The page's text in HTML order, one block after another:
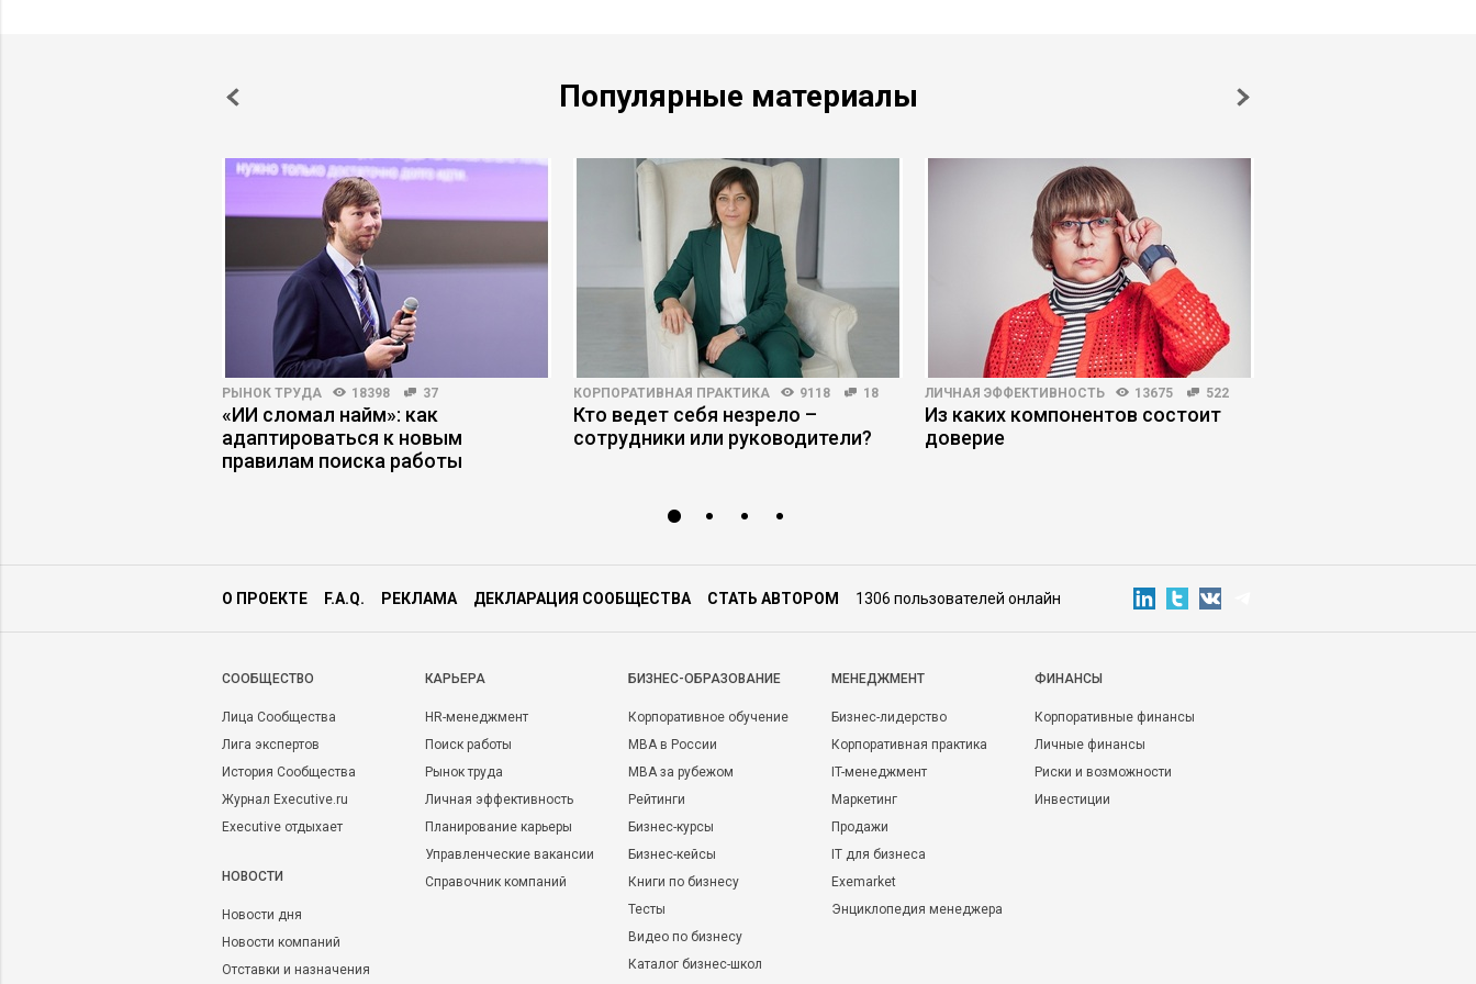
Популярные материалы
РЫНОК ТРУДА 18398 37
«ИИ сломал найм»: как
адаптироваться к новым
правилам поиска работы
КОРПОРАТИВНАЯ ПРАКТИКА 9118 18
Кто ведет себя незрело –
сотрудники или руководители?
ЛИЧНАЯ ЭФФЕКТИВНОСТЬ 13675 522
Из каких компонентов состоит
доверие
О ПРОЕКТЕ F.A.Q. РЕКЛАМА ДЕКЛАРАЦИЯ СООБЩЕСТВА СТАТЬ АВТОРОМ 1306 пользователей онлайн
CООБЩЕСТВО
Лица Сообщества
Лига экспертов
История Сообщества
Журнал Executive.ru
Executive отдыхает
НОВОСТИ
Новости дня
Новости компаний
Отставки и назначения
КАРЬЕРА
HR-менеджмент
Поиск работы
Рынок труда
Личная эффективность
Планирование карьеры
Управленческие вакансии
Справочник компаний
БИЗНЕС-ОБРАЗОВАНИЕ
Корпоративное обучение
MBA в России
MBA за рубежом
Рейтинги
Бизнес-курсы
Бизнес-кейсы
Книги по бизнесу
Тесты
Видео по бизнесу
Каталог бизнес-школ
МЕНЕДЖМЕНТ
Бизнес-лидерство
Корпоративная практика
IT-менеджмент
Маркетинг
Продажи
IT для бизнеса
Exemarket
Энциклопедия менеджера
ФИНАНСЫ
Корпоративные финансы
Личные финансы
Риски и возможности
Инвестиции